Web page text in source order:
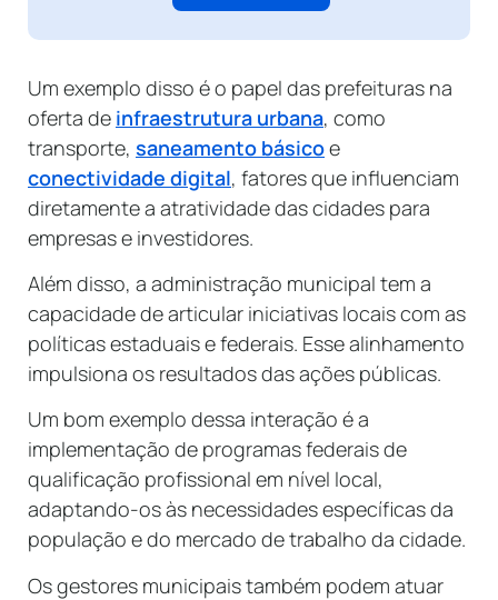
Um exemplo disso é o papel das prefeituras na
oferta de infraestrutura urbana, como
transporte, saneamento básicoe
conectividade digital, fatores que influenciam
diretamente a atratividade das cidades para
empresas e investidores.
Além disso, a administração municipal tem a
capacidade de articular iniciativas locais com as
políticas estaduais e federais. Esse alinhamento
impulsiona os resultados das ações públicas.
Um bom exemplo dessa interação é a
implementação de programas federais de
qualificação profissional em nível local,
adaptando-os às necessidades específicas da
população e do mercado de trabalho da cidade.
Os gestores municipais também podem atuar